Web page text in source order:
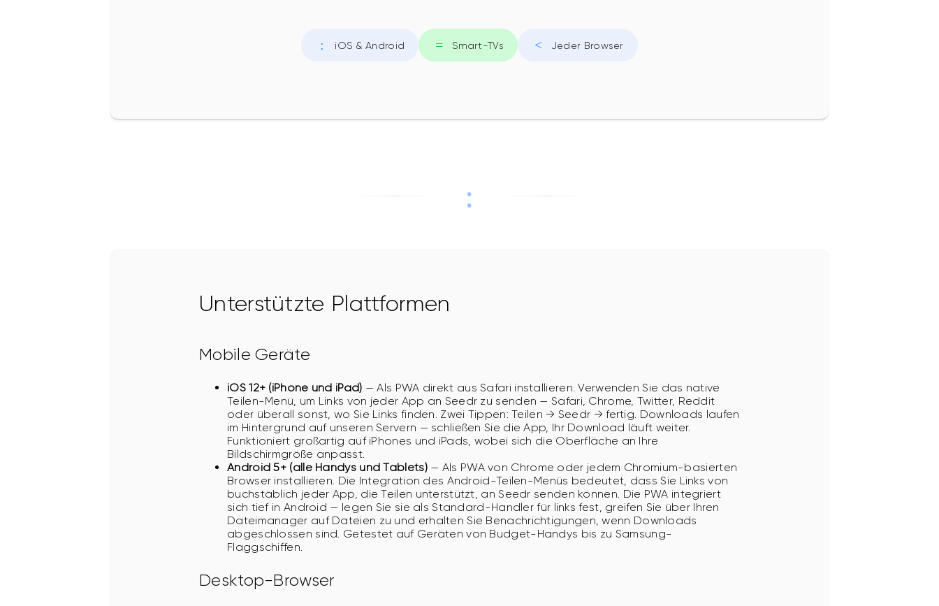
iOS & Android Smart-TVs Jeder Browser
Unterstützte Plattformen
Mobile Geräte
iOS 12+ (iPhone und iPad) — Als PWA direkt aus Safari installieren. Verwenden Sie das native
Teilen-Menü, um Links von jeder App an Seedr zu senden — Safari, Chrome, Twitter, Reddit
oder überall sonst, wo Sie Links finden. Zwei Tippen: Teilen → Seedr → fertig. Downloads laufen
im Hintergrund auf unseren Servern — schließen Sie die App, Ihr Download läuft weiter.
Funktioniert großartig auf iPhones und iPads, wobei sich die Oberfläche an Ihre
Bildschirmgröße anpasst.
Android 5+ (alle Handys und Tablets)— Als PWA von Chrome oder jedem Chromium-basierten
Browser installieren. Die Integration des Android-Teilen-Menüs bedeutet, dass Sie Links von
buchstäblich jeder App, die Teilen unterstützt, an Seedr senden können. Die PWA integriert
sich tief in Android — legen Sie sie als Standard-Handler für links fest, greifen Sie über Ihren
Dateimanager auf Dateien zu und erhalten Sie Benachrichtigungen, wenn Downloads
abgeschlossen sind. Getestet auf Geräten von Budget-Handys bis zu Samsung-
Flaggschiffen.
Desktop-Browser